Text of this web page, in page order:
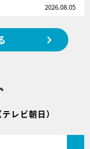
2026.08.05
テレビ朝日）